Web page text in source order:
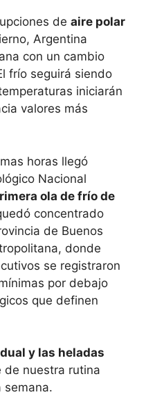
de aire polar
Argentina
con un cambio
frío seguirá siendo
iniciarán
valores más
horas llegó
Nacional
ola de frío de
concentrado
de Buenos
donde
se registraron
por debajo
que definen
y las heladas
de nuestra rutina
semana.